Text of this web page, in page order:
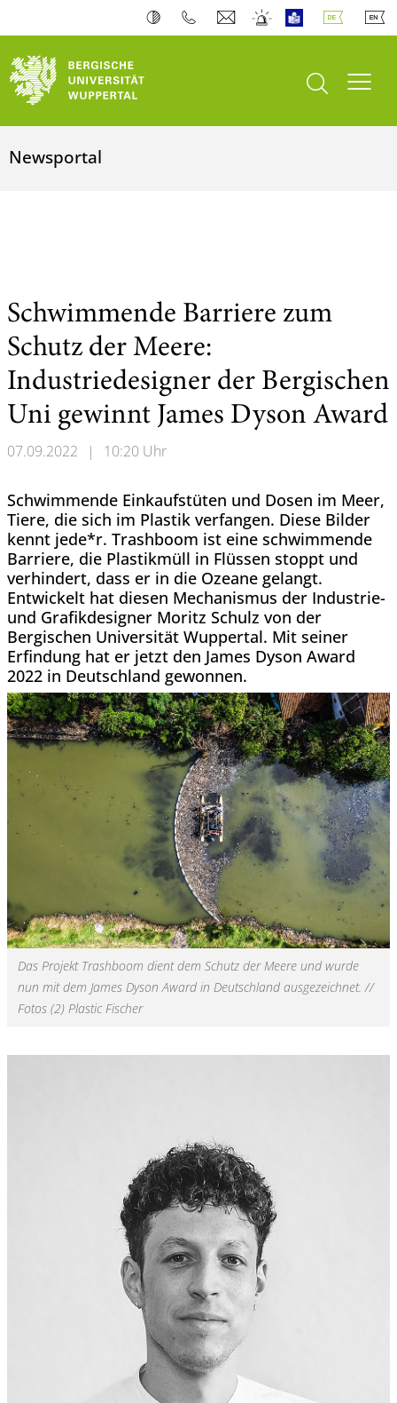
Suche öffnen
Newsportal
Schwimmende Barriere zum
Schutz der Meere:
Industriedesigner der Bergischen
Uni gewinnt James Dyson Award
07.09.2022 | 10:20 Uhr
Schwimmende Einkaufstüten und Dosen im Meer,
Tiere, die sich im Plastik verfangen. Diese Bilder
kennt jede*r. Trashboom ist eine schwimmende
Barriere, die Plastikmüll in Flüssen stoppt und
verhindert, dass er in die Ozeane gelangt.
Entwickelt hat diesen Mechanismus der Industrie-
und Grafikdesigner Moritz Schulz von der
Bergischen Universität Wuppertal. Mit seiner
Erfindung hat er jetzt den James Dyson Award
2022 in Deutschland gewonnen.
Das Projekt Trashboom dient dem Schutz der Meere und wurde
nun mit dem James Dyson Award in Deutschland ausgezeichnet. //
Fotos (2) Plastic Fischer